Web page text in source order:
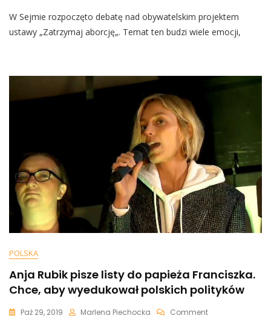
Błońska
Przeciwna
Zaostrzaniu
„Władzo,
Wirusem,
A
Nie
Z
Kobietami”
W Sejmie rozpoczęto debatę nad obywatelskim projektem
ustawy „Zatrzymaj aborcję„. Temat ten budzi wiele emocji,
POLSKA
Anja Rubik pisze listy do papieża Franciszka.
Chce, aby wyedukował polskich polityków
Paź 29, 2019 Marlena Piechocka CommentOn